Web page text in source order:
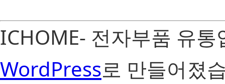
ICHOME- 전자부품 유
WordPress로 만들어졌